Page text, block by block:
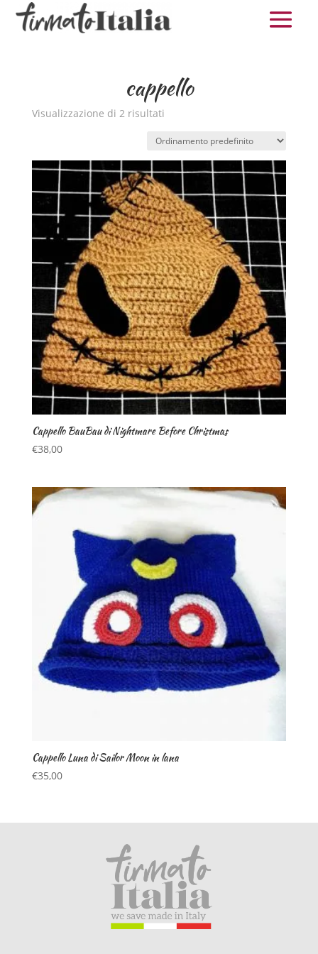
cappello
Visualizzazione di 2 risultati
Cappello BauBau di Nightmare Before Christmas
€38,00
Cappello Luna di Sailor Moon in lana
€35,00